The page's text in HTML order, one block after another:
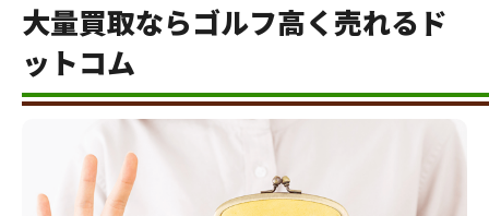
大量買取ならゴルフ高く売れるド
ットコム